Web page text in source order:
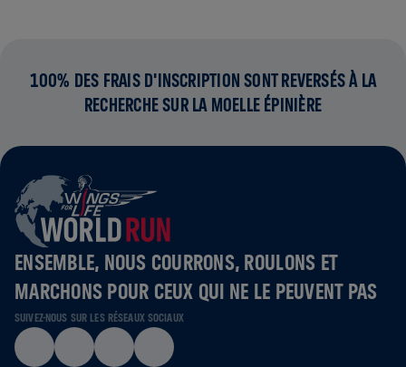
100% DES FRAIS D'INSCRIPTION SONT REVERSÉS À LA
RECHERCHE SUR LA MOELLE ÉPINIÈRE
ENSEMBLE, NOUS COURRONS, ROULONS ET
MARCHONS POUR CEUX QUI NE LE PEUVENT PAS
SUIVEZ-NOUS SUR LES RÉSEAUX SOCIAUX